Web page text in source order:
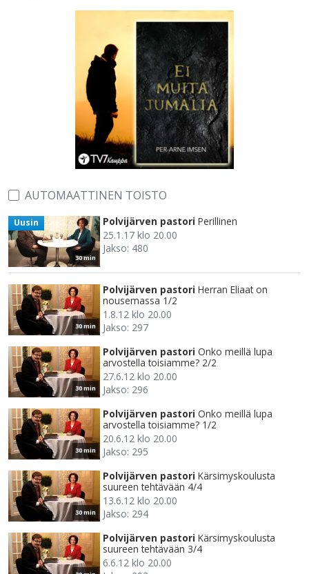
AUTOMAATTINEN TOISTO
30 min
Uusin Polvijärven pastori Perillinen
25.1.17 klo 20.00
Jakso: 480
30 min
Polvijärven pastori Herran Eliaat on
nousemassa 1/2
1.8.12 klo 20.00
Jakso: 297
30 min
Polvijärven pastori Onko meillä lupa
arvostella toisiamme? 2/2
27.6.12 klo 20.00
Jakso: 296
30 min
Polvijärven pastori Onko meillä lupa
arvostella toisiamme? 1/2
20.6.12 klo 20.00
Jakso: 295
30 min
Polvijärven pastori Kärsimyskoulusta
suureen tehtävään 4/4
13.6.12 klo 20.00
Jakso: 294
Polvijärven pastori Kärsimyskoulusta
suureen tehtävään 3/4
6.6.12 klo 20.00